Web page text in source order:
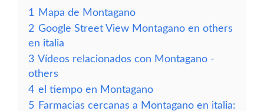
1
Mapa de Montagano
2 Google Street View Montagano en others
en italia
3 Vídeos relacionados con Montagano -
others
4 el tiempo en Montagano
5 Farmacias cercanas a Montagano en italia: